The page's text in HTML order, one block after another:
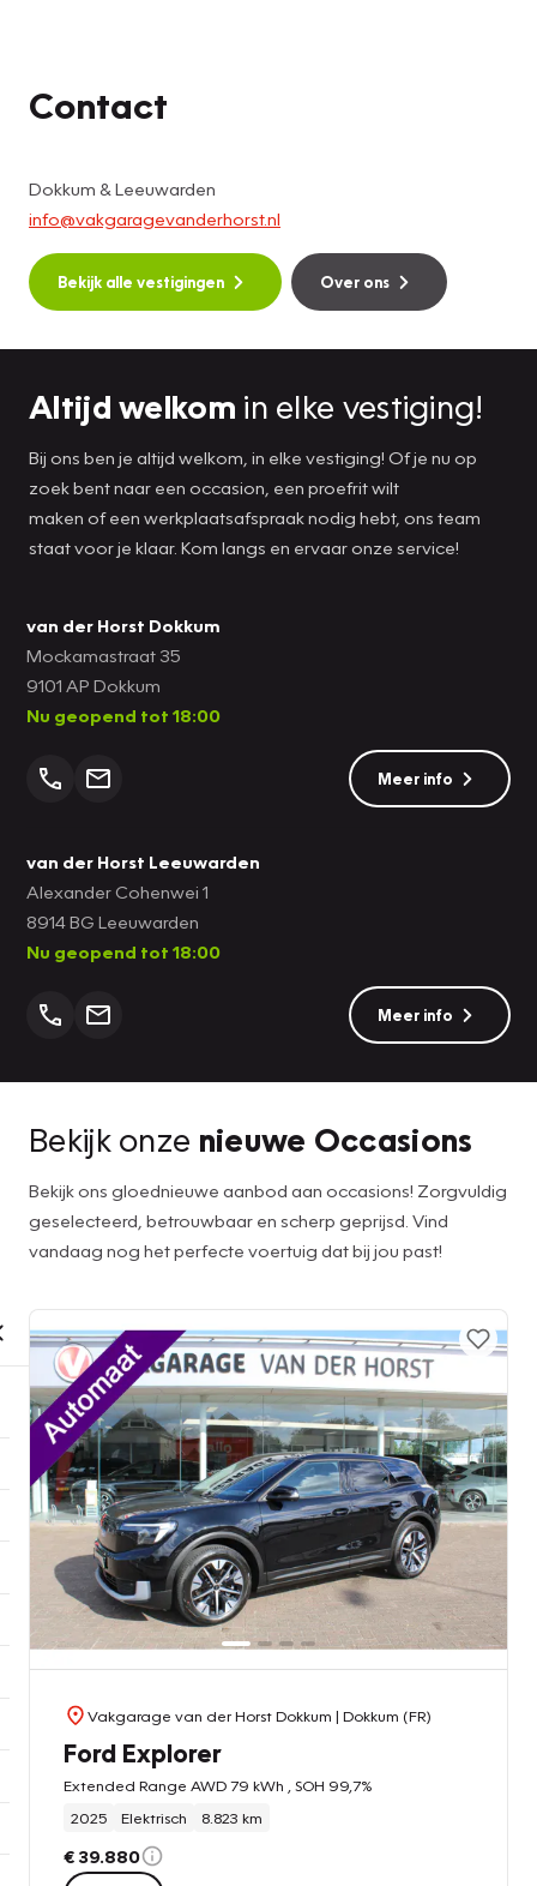
Contact
Dokkum & Leeuwarden
info@vakgaragevanderhorst.nl
Bekijk alle vestigingen Over ons
Altijd welkom in elke vestiging!
Bij ons ben je altijd welkom, in elke vestiging! Of je nu op
zoek bent naar een occasion, een proefrit wilt
maken of een werkplaatsafspraak nodig hebt, ons team
staat voor je klaar. Kom langs en ervaar onze service!
van der Horst Dokkum
Mockamastraat 35
9101 AP Dokkum
Nu geopend tot 18:00
Meer info
van der Horst Leeuwarden
Alexander Cohenwei 1
8914 BG Leeuwarden
Nu geopend tot 18:00
Meer info
Bekijk onze nieuwe Occasions
Bekijk ons gloednieuwe aanbod aan occasions! Zorgvuldig
geselecteerd, betrouwbaar en scherp geprijsd. Vind
vandaag nog het perfecte voertuig dat bij jou past!
Vakgarage van der Horst Dokkum | Dokkum (FR)
Ford Explorer
Extended Range AWD 79 kWh , SOH 99,7%
2025
Elektrisch 8.823 km
€ 39.880